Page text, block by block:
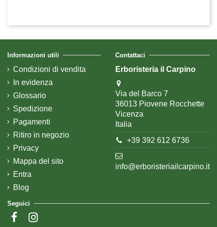
Informazioni utili
Condizioni di vendita
In evidenza
Glossario
Spedizione
Pagamenti
Ritiro in negozio
Privacy
Mappa del sito
Entra
Blog
Contattaci
Erboristeria il Carpino
Via del Barco 7
36013 Piovene Rocchette
Vicenza
Italia
+39 392 612 6736
info@erboristeriailcarpino.it
Seguici